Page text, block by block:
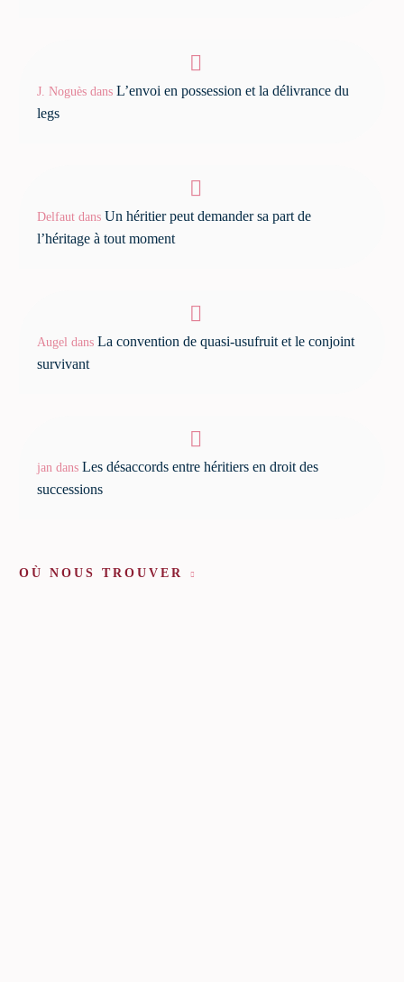
J. Noguès dans L’envoi en possession et la délivrance du
legs
Delfaut dans Un héritier peut demander sa part de
l’héritage à tout moment
Augel dans La convention de quasi-usufruit et le conjoint
survivant
jan dans Les désaccords entre héritiers en droit des
successions
OÙ NOUS TROUVER